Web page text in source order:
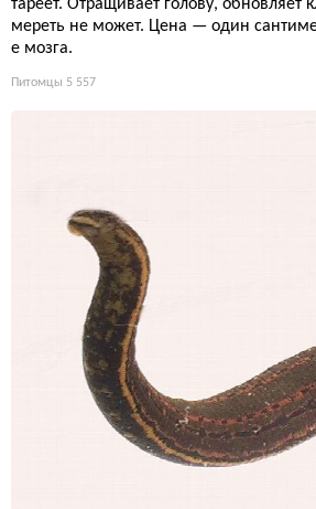
тареет. Отращивает голову, обновляет
мереть не может. Цена — один
е мозга.
Питомцы 5 557